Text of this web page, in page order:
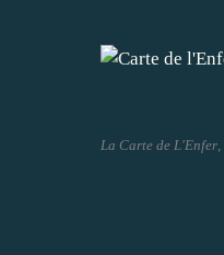
La Carte de L'Enfer